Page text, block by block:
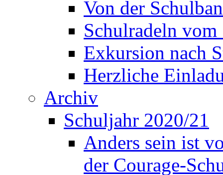
Von der
Schulradeln
Exkursion nach
Herzliche
Archiv
Schuljahr 2020/21
Anders sein ist
der Courage-